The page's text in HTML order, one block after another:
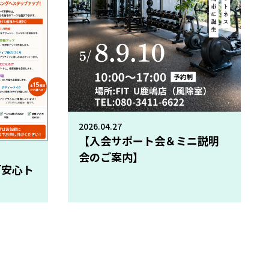
心ト
2026.04.27
【入会サポート会＆ミニ説明
会のご案内】